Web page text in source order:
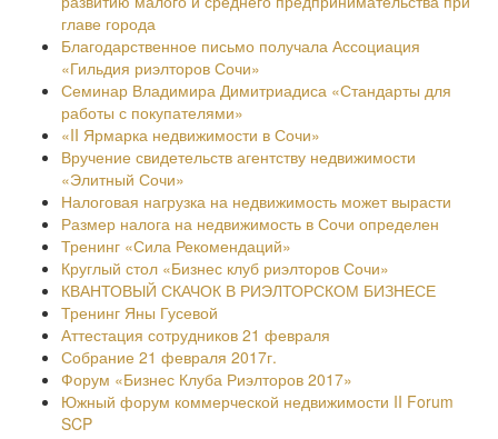
главе города
Благодарственное письмо получала Ассоциация
«Гильдия риэлторов Сочи»
Семинар Владимира Димитриадиса «Стандарты для
работы с покупателями»
«II Ярмарка недвижимости в Сочи»
Вручение свидетельств агентству недвижимости
«Элитный Сочи»
Налоговая нагрузка на недвижимость может вырасти
Размер налога на недвижимость в Сочи определен
Тренинг «Сила Рекомендаций»
Круглый стол «Бизнес клуб риэлторов Сочи»
КВАНТОВЫЙ СКАЧОК В РИЭЛТОРСКОМ БИЗНЕСЕ
Тренинг Яны Гусевой
Аттестация сотрудников 21 февраля
Собрание 21 февраля 2017г.
Форум «Бизнес Клуба Риэлторов 2017»
Южный форум коммерческой недвижимости II Forum
SCP